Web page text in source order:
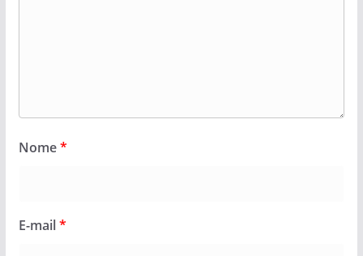
Nome*
E-mail*